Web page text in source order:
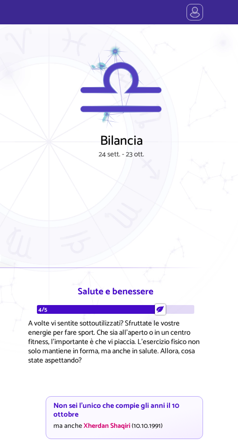
Bilancia
24 sett. - 23 ott.
Salute e benessere
4/5
A volte vi sentite sottoutilizzati? Sfruttate le vostre
energie per fare sport. Che sia all'aperto o in un centro
fitness, l'importante è che vi piaccia. L'esercizio fisico non
solo mantiene in forma, ma anche in salute. Allora, cosa
state aspettando?
Non sei l'unico che compie gli anni il 10
ottobre
ma ancheXherdan Shaqiri(10.10.1991)